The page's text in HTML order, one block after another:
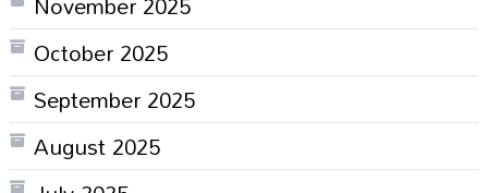
October 2025
September 2025
August 2025